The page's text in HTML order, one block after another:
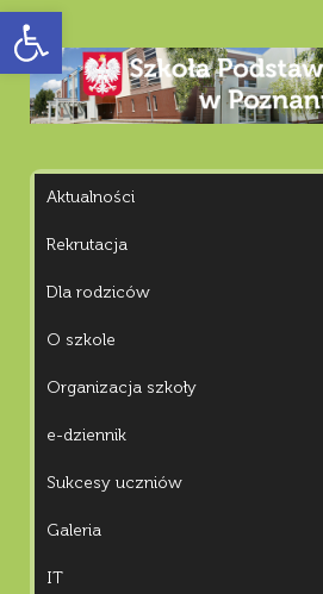
Otwórz pasek narzędzi
Aktualności
Rekrutacja
Dla rodziców
O szkole
Organizacja szkoły
e-dziennik
Sukcesy uczniów
Galeria
IT